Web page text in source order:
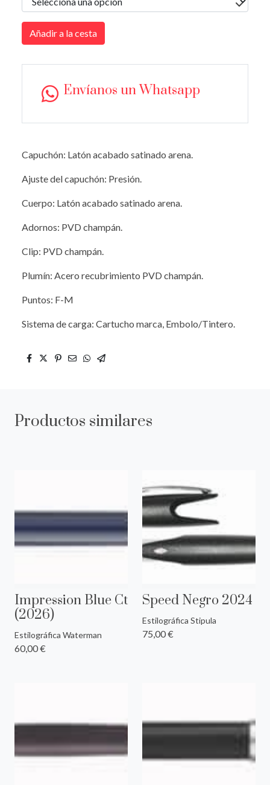
Añadir a la cesta
Envíanos un Whatsapp
Capuchón: Latón acabado satinado arena.
Ajuste del capuchón: Presión.
Cuerpo: Latón acabado satinado arena.
Adornos: PVD champán.
Clip: PVD champán.
Plumín: Acero recubrimiento PVD champán.
Puntos: F-M
Sistema de carga: Cartucho marca, Embolo/Tintero.
Productos similares
Impression Blue Ct
(2026)
Estilográfica Waterman
60,00 €
Speed Negro 2024
Estilográfica Stipula
75,00 €